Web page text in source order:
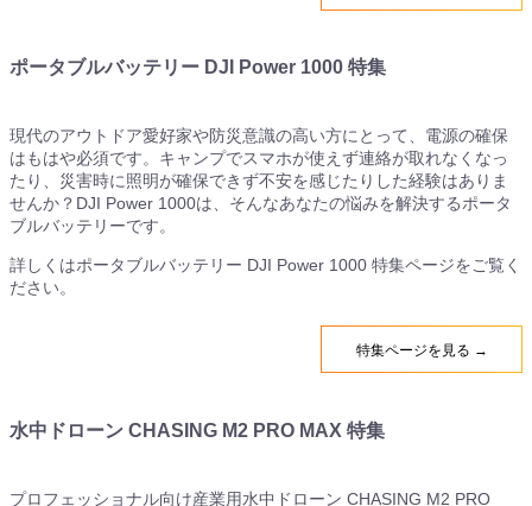
ポータブルバッテリー DJI Power 1000 特集
現代のアウトドア愛好家や防災意識の高い方にとって、電源の確保
はもはや必須です。キャンプでスマホが使えず連絡が取れなくなっ
たり、災害時に照明が確保できず不安を感じたりした経験はありま
せんか？DJI Power 1000は、そんなあなたの悩みを解決するポータ
ブルバッテリーです。
詳しくはポータブルバッテリー DJI Power 1000 特集ページをご覧く
ださい。
特集ページを見る →
水中ドローン CHASING M2 PRO MAX 特集
プロフェッショナル向け産業用水中ドローン CHASING M2 PRO